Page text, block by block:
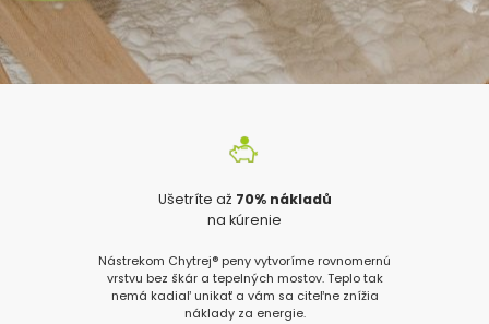
Ušetríte až 70% nákladů
na kúrenie
Nástrekom Chytrej® peny vytvoríme rovnomernú
vrstvu bez škár a tepelných mostov. Teplo tak
nemá kadiaľ unikať a vám sa citeľne znížia
náklady za energie.